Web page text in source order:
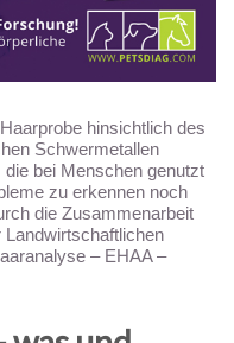
hinsichtlich des
Schwermetallen
bei Menschen genutzt
zu erkennen noch
die Zusammenarbeit
Landwirtschaftlichen
– EHAA –